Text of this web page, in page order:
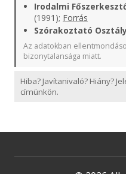
Irodalmi
(1991); Forrás
Szórakoztató
Az adatokban
bizonytalansága miatt.
Hiba? Javítanivaló? Hiány?
címünkön.